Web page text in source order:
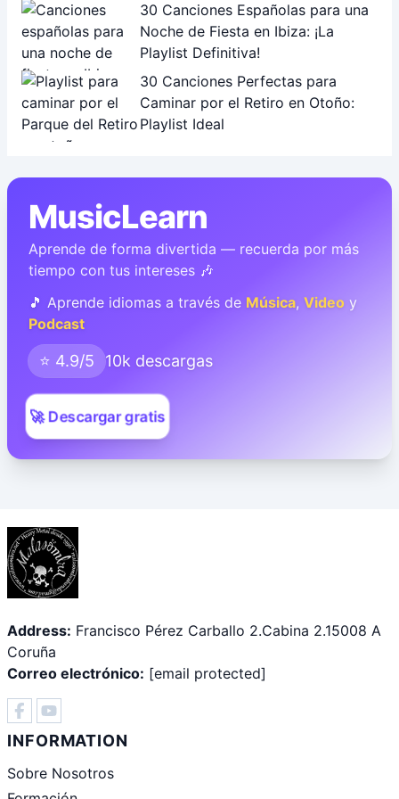
30 Canciones Españolas para una
Noche de Fiesta en Ibiza: ¡La
Playlist Definitiva!
30 Canciones Perfectas para
Caminar por el Retiro en Otoño:
Playlist Ideal
MusicLearn
Aprende de forma divertida — recuerda por más
tiempo con tus intereses 🎶
🎵 Aprende idiomas a través de Música, Video y
Podcast
⭐ 4.9/5 10k descargas
🚀 Descargar gratis
Address: Francisco Pérez Carballo 2.Cabina 2.15008 A
Coruña
Correo electrónico: [email protected]
INFORMATION
Sobre Nosotros